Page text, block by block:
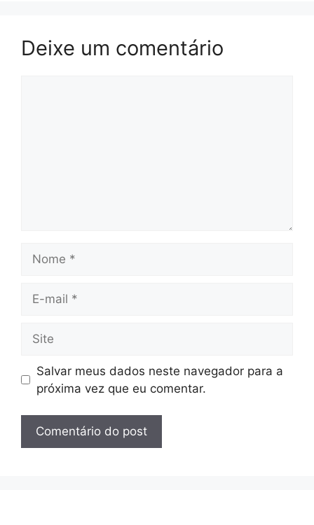
Deixe um comentário
mail
Salvar meus dados neste navegador para a
próxima vez que eu comentar.